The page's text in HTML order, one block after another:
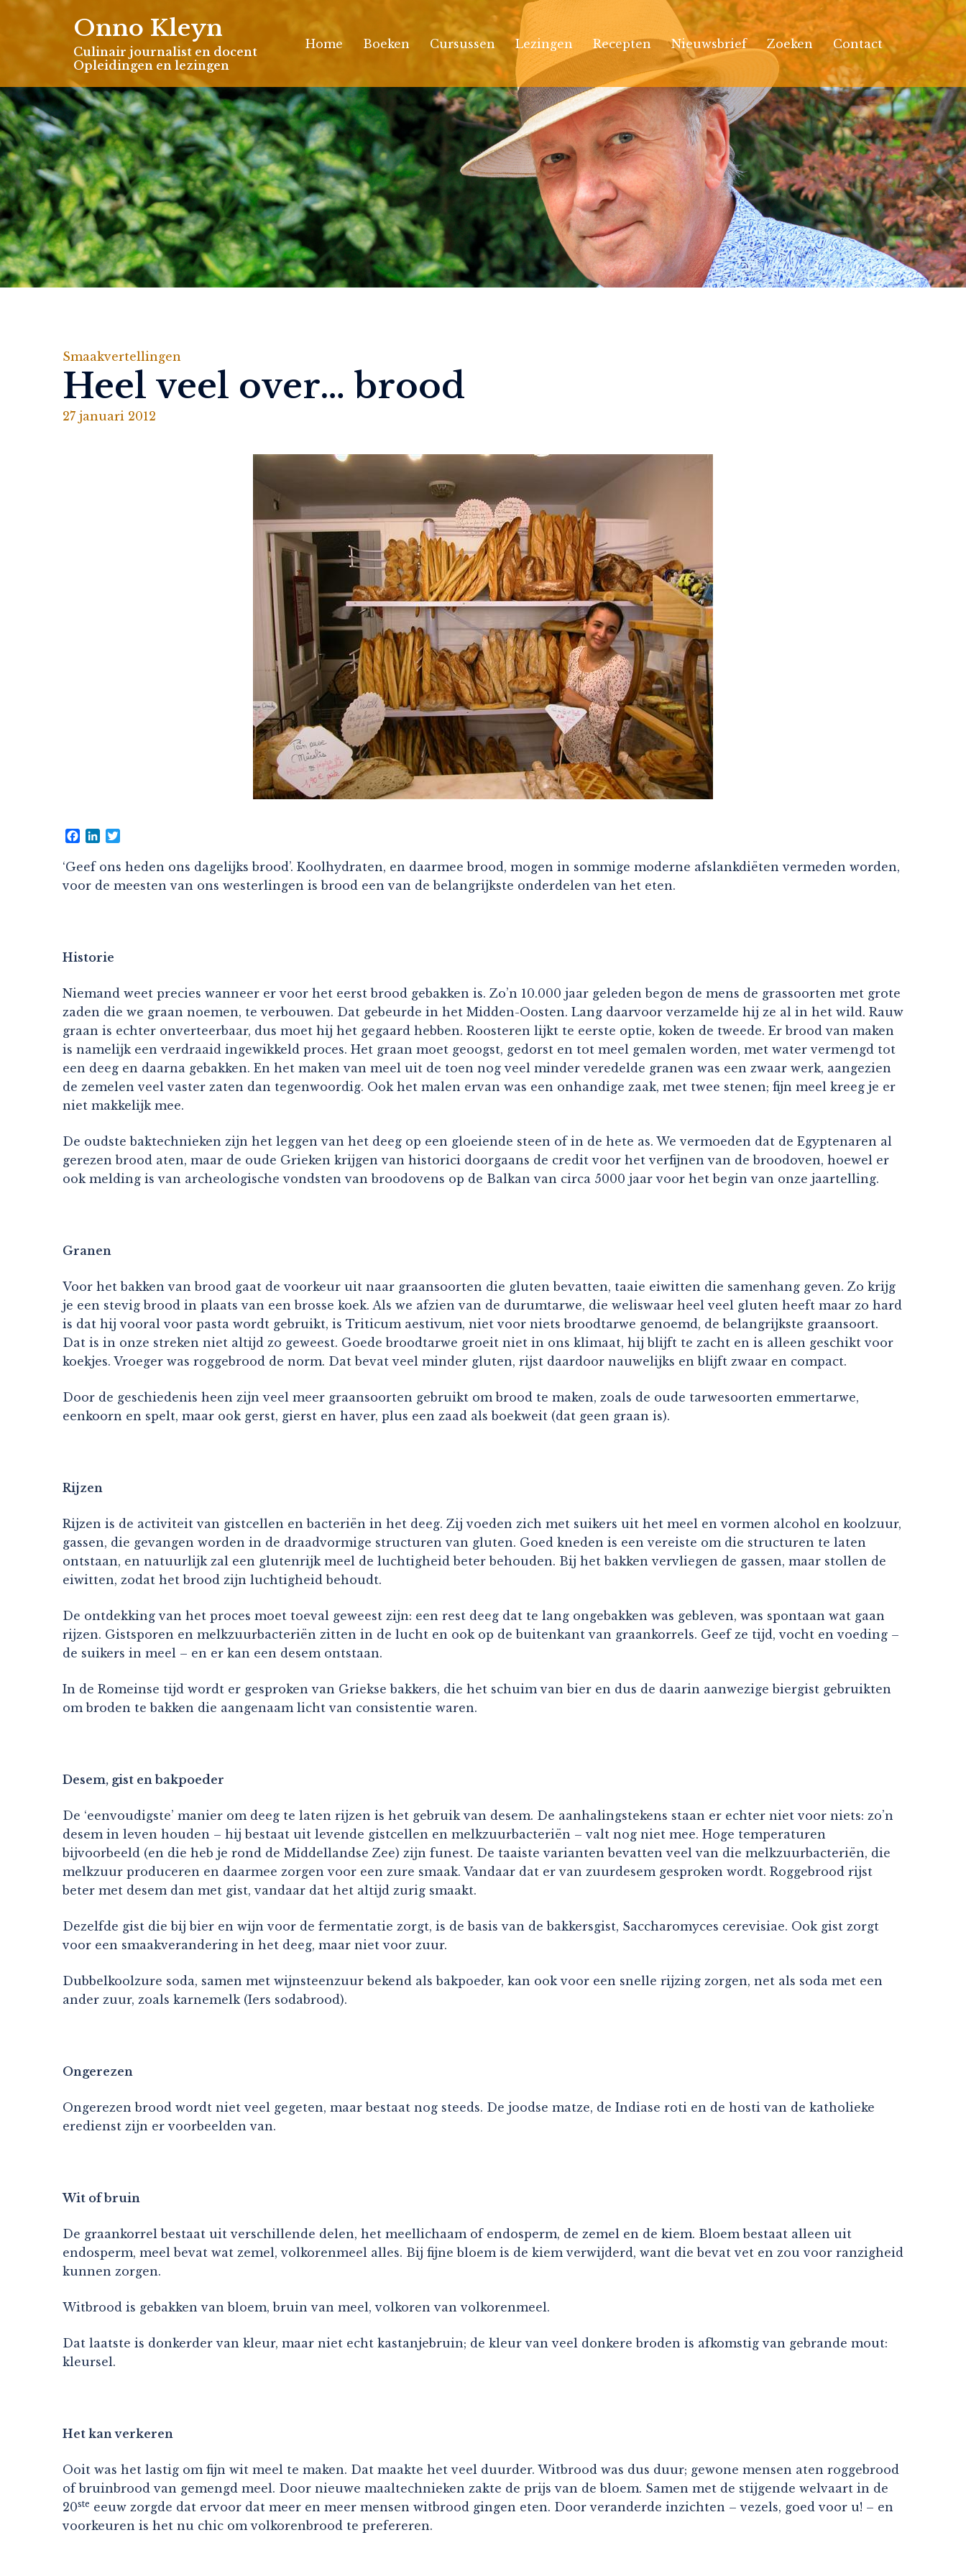
Skip
content
Onno Kleyn
Culinair journalist en docent
Opleidingen en lezingen
Home Boeken Cursussen Lezingen Recepten Nieuwsbrief Zoeken Contact
Smaakvertellingen
Heel veel over… brood
27 januari 2012
Facebook
LinkedIn
‘Geef ons heden ons dagelijks brood’. Koolhydraten, en daarmee brood, mogen in sommige moderne afslankdiëten vermeden worden,
voor de meesten van ons westerlingen is brood een van de belangrijkste onderdelen van het eten.
Historie
Niemand weet precies wanneer er voor het eerst brood gebakken is. Zo’n 10.000 jaar geleden begon de mens de grassoorten met grote
zaden die we graan noemen, te verbouwen. Dat gebeurde in het Midden-Oosten. Lang daarvoor verzamelde hij ze al in het wild. Rauw
graan is echter onverteerbaar, dus moet hij het gegaard hebben. Roosteren lijkt te eerste optie, koken de tweede. Er brood van maken
is namelijk een verdraaid ingewikkeld proces. Het graan moet geoogst, gedorst en tot meel gemalen worden, met water vermengd tot
een deeg en daarna gebakken. En het maken van meel uit de toen nog veel minder veredelde granen was een zwaar werk, aangezien
de zemelen veel vaster zaten dan tegenwoordig. Ook het malen ervan was een onhandige zaak, met twee stenen; fijn meel kreeg je er
niet makkelijk mee.
De oudste baktechnieken zijn het leggen van het deeg op een gloeiende steen of in de hete as. We vermoeden dat de Egyptenaren al
gerezen brood aten, maar de oude Grieken krijgen van historici doorgaans de credit voor het verfijnen van de broodoven, hoewel er
ook melding is van archeologische vondsten van broodovens op de Balkan van circa 5000 jaar voor het begin van onze jaartelling.
Granen
Voor het bakken van brood gaat de voorkeur uit naar graansoorten die gluten bevatten, taaie eiwitten die samenhang geven. Zo krijg
je een stevig brood in plaats van een brosse koek. Als we afzien van de durumtarwe, die weliswaar heel veel gluten heeft maar zo hard
is dat hij vooral voor pasta wordt gebruikt, is Triticum aestivum, niet voor niets broodtarwe genoemd, de belangrijkste graansoort.
Dat is in onze streken niet altijd zo geweest. Goede broodtarwe groeit niet in ons klimaat, hij blijft te zacht en is alleen geschikt voor
koekjes. Vroeger was roggebrood de norm. Dat bevat veel minder gluten, rijst daardoor nauwelijks en blijft zwaar en compact.
Door de geschiedenis heen zijn veel meer graansoorten gebruikt om brood te maken, zoals de oude tarwesoorten emmertarwe,
eenkoorn en spelt, maar ook gerst, gierst en haver, plus een zaad als boekweit (dat geen graan is).
Rijzen
Rijzen is de activiteit van gistcellen en bacteriën in het deeg. Zij voeden zich met suikers uit het meel en vormen alcohol en koolzuur,
gassen, die gevangen worden in de draadvormige structuren van gluten. Goed kneden is een vereiste om die structuren te laten
ontstaan, en natuurlijk zal een glutenrijk meel de luchtigheid beter behouden. Bij het bakken vervliegen de gassen, maar stollen de
eiwitten, zodat het brood zijn luchtigheid behoudt.
De ontdekking van het proces moet toeval geweest zijn: een rest deeg dat te lang ongebakken was gebleven, was spontaan wat gaan
rijzen. Gistsporen en melkzuurbacteriën zitten in de lucht en ook op de buitenkant van graankorrels. Geef ze tijd, vocht en voeding –
de suikers in meel – en er kan een desem ontstaan.
In de Romeinse tijd wordt er gesproken van Griekse bakkers, die het schuim van bier en dus de daarin aanwezige biergist gebruikten
om broden te bakken die aangenaam licht van consistentie waren.
Desem, gist en bakpoeder
De ‘eenvoudigste’ manier om deeg te laten rijzen is het gebruik van desem. De aanhalingstekens staan er echter niet voor niets: zo’n
desem in leven houden – hij bestaat uit levende gistcellen en melkzuurbacteriën – valt nog niet mee. Hoge temperaturen
bijvoorbeeld (en die heb je rond de Middellandse Zee) zijn funest. De taaiste varianten bevatten veel van die melkzuurbacteriën, die
melkzuur produceren en daarmee zorgen voor een zure smaak. Vandaar dat er van zuurdesem gesproken wordt. Roggebrood rijst
beter met desem dan met gist, vandaar dat het altijd zurig smaakt.
Dezelfde gist die bij bier en wijn voor de fermentatie zorgt, is de basis van de bakkersgist, Saccharomyces cerevisiae. Ook gist zorgt
voor een smaakverandering in het deeg, maar niet voor zuur.
Dubbelkoolzure soda, samen met wijnsteenzuur bekend als bakpoeder, kan ook voor een snelle rijzing zorgen, net als soda met een
ander zuur, zoals karnemelk (Iers sodabrood).
Ongerezen
Ongerezen brood wordt niet veel gegeten, maar bestaat nog steeds. De joodse matze, de Indiase roti en de hosti van de katholieke
eredienst zijn er voorbeelden van.
Wit of bruin
De graankorrel bestaat uit verschillende delen, het meellichaam of endosperm, de zemel en de kiem. Bloem bestaat alleen uit
endosperm, meel bevat wat zemel, volkorenmeel alles. Bij fijne bloem is de kiem verwijderd, want die bevat vet en zou voor ranzigheid
kunnen zorgen.
Witbrood is gebakken van bloem, bruin van meel, volkoren van volkorenmeel.
Dat laatste is donkerder van kleur, maar niet echt kastanjebruin; de kleur van veel donkere broden is afkomstig van gebrande mout:
kleursel.
Het kan verkeren
Ooit was het lastig om fijn wit meel te maken. Dat maakte het veel duurder. Witbrood was dus duur; gewone mensen aten roggebrood
of bruinbrood van gemengd meel. Door nieuwe maaltechnieken zakte de prijs van de bloem. Samen met de stijgende welvaart in de
20ste eeuw zorgde dat ervoor dat meer en meer mensen witbrood gingen eten. Door veranderde inzichten – vezels, goed voor u! – en
voorkeuren is het nu chic om volkorenbrood te prefereren.